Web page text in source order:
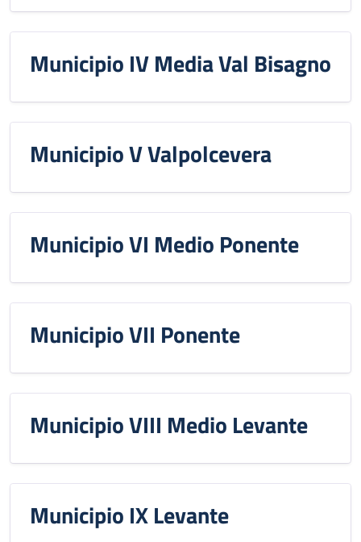
Municipio IV Media Val Bisagno
Municipio V Valpolcevera
Municipio VI Medio Ponente
Municipio VII Ponente
Municipio VIII Medio Levante
Municipio IX Levante